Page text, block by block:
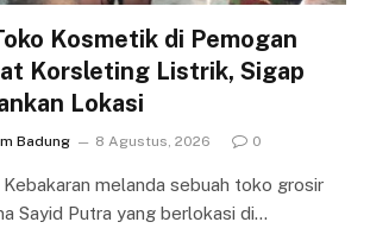
Kosmetik di Pemogan
Korsleting Listrik, Sigap
Lokasi
Badung 8 Agustus, 2026 0
Kebakaran melanda sebuah toko grosir
Sayid Putra yang berlokasi di…